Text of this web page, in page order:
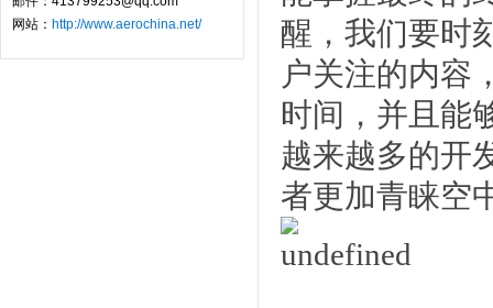
网站： http://www.aerochina.net/
醒，我们要时
户关注的内容
时间，并且能
越来越多的开
者更加青睐空